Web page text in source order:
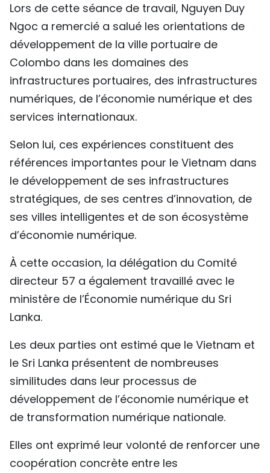
Lors de cette séance de travail, Nguyen Duy
Ngoc a remercié a salué les orientations de
développement de la ville portuaire de
Colombo dans les domaines des
infrastructures portuaires, des infrastructures
numériques, de l’économie numérique et des
services internationaux.
Selon lui, ces expériences constituent des
références importantes pour le Vietnam dans
le développement de ses infrastructures
stratégiques, de ses centres d’innovation, de
ses villes intelligentes et de son écosystème
d’économie numérique.
À cette occasion, la délégation du Comité
directeur 57 a également travaillé avec le
ministère de l’Économie numérique du Sri
Lanka.
Les deux parties ont estimé que le Vietnam et
le Sri Lanka présentent de nombreuses
similitudes dans leur processus de
développement de l’économie numérique et
de transformation numérique nationale.
Elles ont exprimé leur volonté de renforcer une
coopération concrète entre les